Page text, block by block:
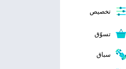
تخصيص
تسوّق
سباق